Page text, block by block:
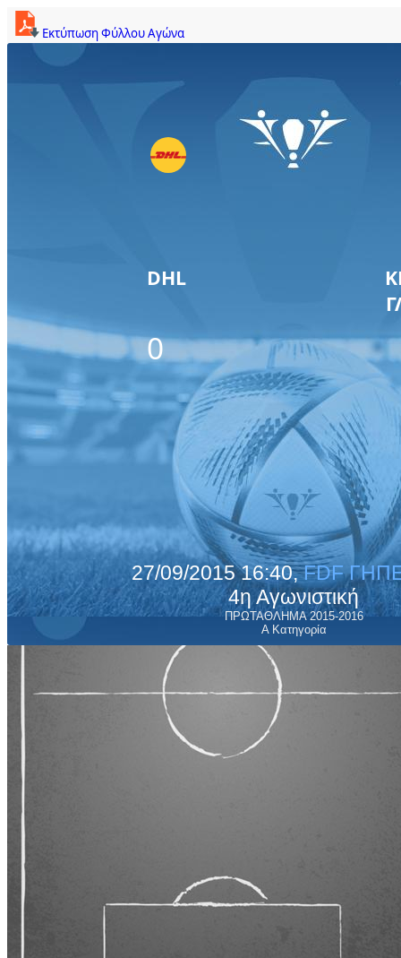
Εκτύπωση Φύλλου Αγώνα
DHL
0
27/09/2015 16:40,FDF
4η Αγωνιστική
ΠΡΩΤΑΘΛΗΜΑ 2015-2016
Α Κατηγορία